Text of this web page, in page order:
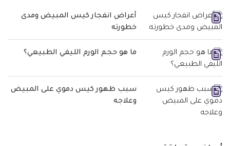
أعراض انفجار كيس المبيض ومدى
خطورته
ما هو حجم الورم الليفي الطبيعي؟
سبب ظهور كيس دموي على المبيض
وعلاجه